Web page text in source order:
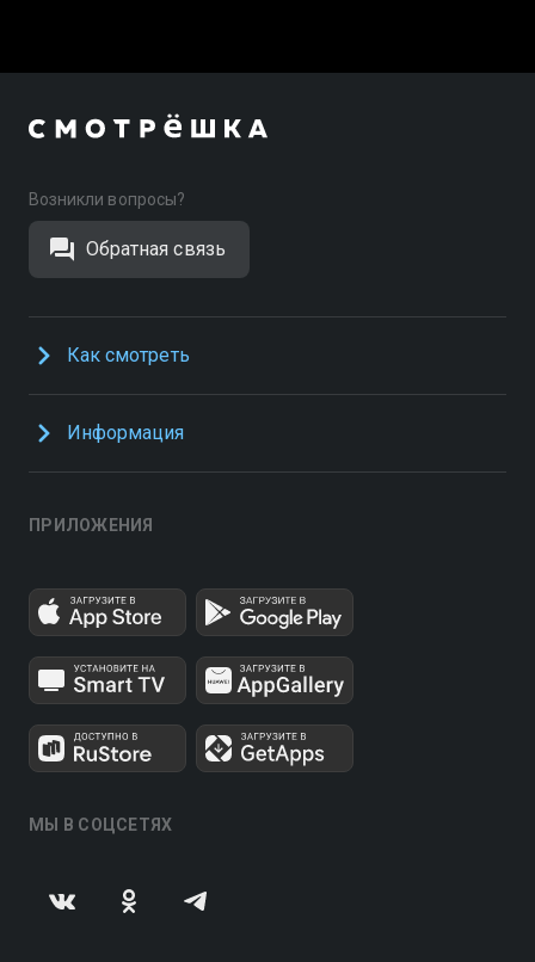
Возникли вопросы?
Обратная связь
Как смотреть
Информация
ПРИЛОЖЕНИЯ
МЫ В СОЦСЕТЯХ